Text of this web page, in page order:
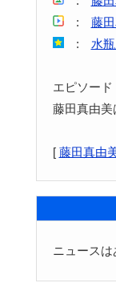
: 藤
: 水
エピソード
藤田真由美
[ 藤田真由
ニュース